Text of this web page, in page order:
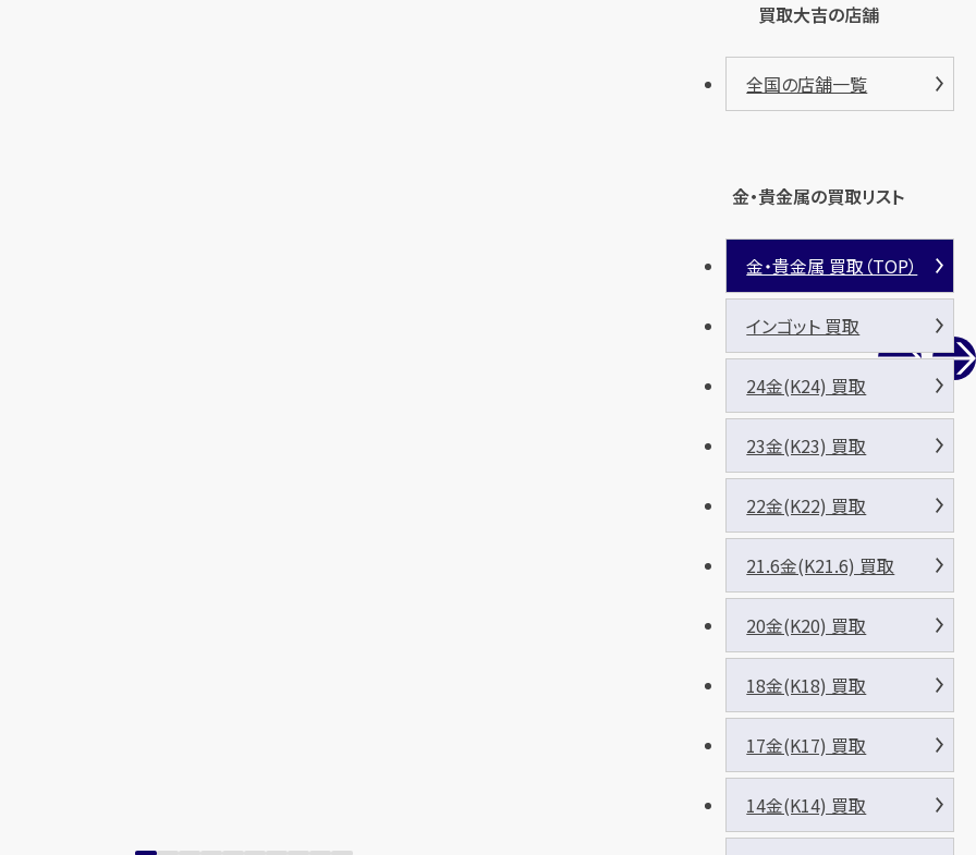
買取大吉の店舗
全国の店舗一覧
金・貴金属の買取リスト
金・貴金属 買取（TOP）
インゴット 買取
24金(K24) 買取
23金(K23) 買取
22金(K22) 買取
21.6金(K21.6) 買取
20金(K20) 買取
18金(K18) 買取
17金(K17) 買取
14金(K14) 買取